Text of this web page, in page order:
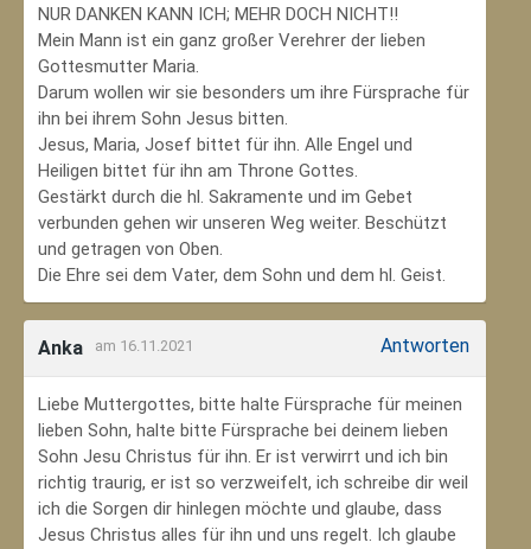
NUR DANKEN KANN ICH; MEHR DOCH NICHT!!
Mein Mann ist ein ganz großer Verehrer der lieben
Gottesmutter Maria.
Darum wollen wir sie besonders um ihre Fürsprache für
ihn bei ihrem Sohn Jesus bitten.
Jesus, Maria, Josef bittet für ihn. Alle Engel und
Heiligen bittet für ihn am Throne Gottes.
Gestärkt durch die hl. Sakramente und im Gebet
verbunden gehen wir unseren Weg weiter. Beschützt
und getragen von Oben.
Die Ehre sei dem Vater, dem Sohn und dem hl. Geist.
Anka am 16.11.2021 Antworten
Liebe Muttergottes, bitte halte Fürsprache für meinen
lieben Sohn, halte bitte Fürsprache bei deinem lieben
Sohn Jesu Christus für ihn. Er ist verwirrt und ich bin
richtig traurig, er ist so verzweifelt, ich schreibe dir weil
ich die Sorgen dir hinlegen möchte und glaube, dass
Jesus Christus alles für ihn und uns regelt. Ich glaube